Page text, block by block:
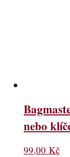
nebo
99,00 Kč